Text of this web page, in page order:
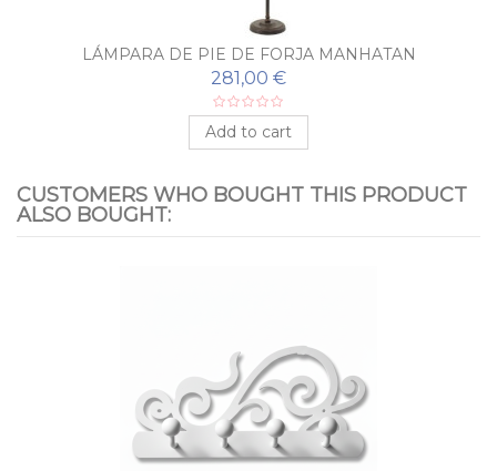
LÁMPARA DE PIE DE FORJA MANHATAN
281,00 €
Add to cart
CUSTOMERS WHO BOUGHT THIS PRODUCT
ALSO BOUGHT: